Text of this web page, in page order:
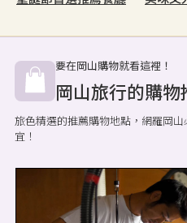
要在岡山購物就看這裡！
岡山旅行的購物
旅色精選的推薦購物地點，網羅岡
宜！